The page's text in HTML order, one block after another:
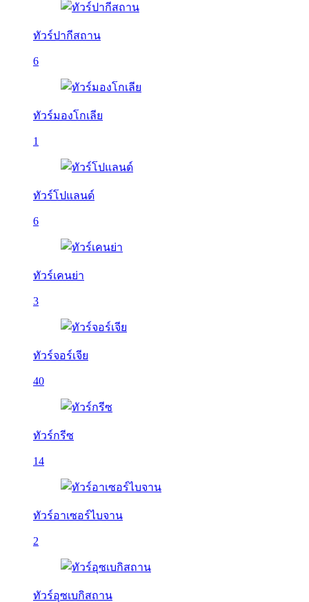
ทัวร์ปากีสถาน
6
ทัวร์มองโกเลีย
1
ทัวร์โปแลนด์
6
ทัวร์เคนย่า
3
ทัวร์จอร์เจีย
40
ทัวร์กรีซ
14
ทัวร์อาเซอร์ไบจาน
2
ทัวร์อุซเบกิสถาน